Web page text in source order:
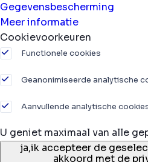
Gegevensbescherming
Meer informatie
Cookievoorkeuren
Functionele cookies
Geanonimiseerde analytische
Aanvullende analytische
U geniet maximaal van alle
ja,ik accepteer de
akkoord met de